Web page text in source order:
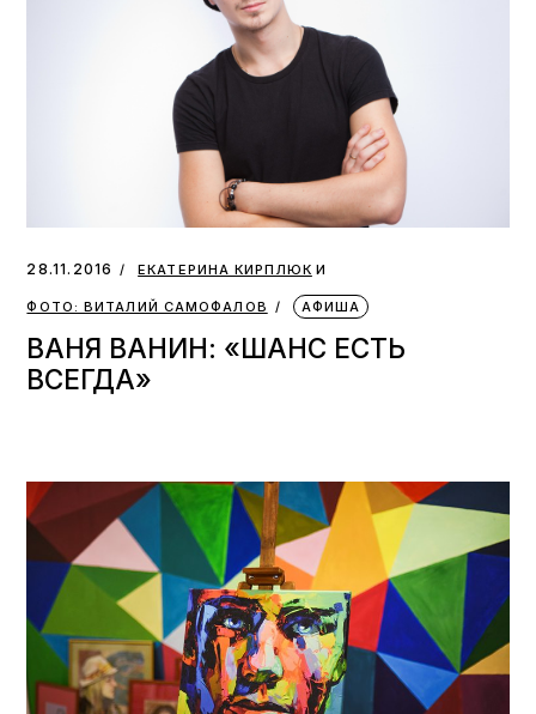
28.11.2016 ЕКАТЕРИНА КИРПЛЮК и
ФОТО: ВИТАЛИЙ САМОФАЛОВ АФИША
ВАНЯ ВАНИН: «ШАНС ЕСТЬ
ВСЕГДА»